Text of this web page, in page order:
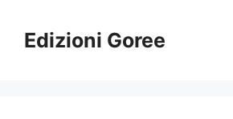
contenuto
Edizioni Goree